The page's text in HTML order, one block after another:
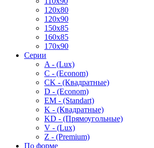
120x80
120x90
150x85
160x85
170x90
Серии
A - (Lux)
C - (Econom)
CK - (Квадратные)
D - (Econom)
EM - (Standart)
K - (Квадратные)
KD - (Прямоугольные)
V - (Lux)
Z - (Premium)
По форме